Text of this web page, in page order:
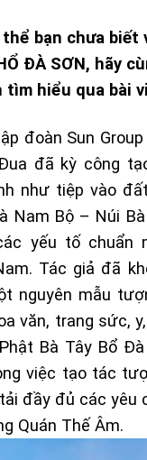
bạn chưa biết
ĐÀ SƠN, hãy
tìm hiểu qua bài
đoàn Sun
đã kỳ công
như tiệp vào
Nam Bộ – Núi
yếu tố chuẩn
Tác giả đã
nguyên mẫu
văn, trang sức,
Bà Tây Bổ
việc tạo tác
đầy đủ các yêu
Quán Thế Âm.